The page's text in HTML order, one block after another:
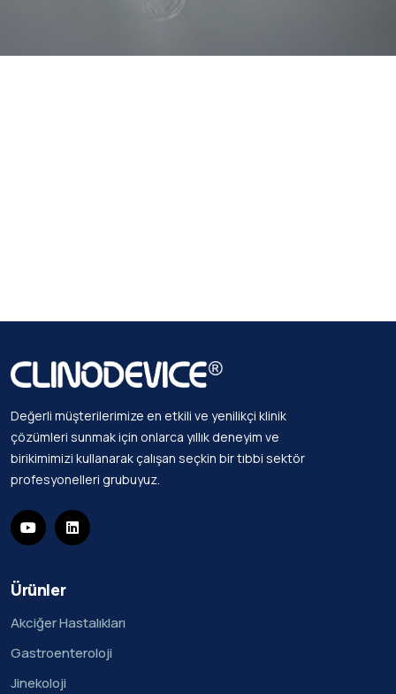
Değerli müşterilerimize en etkili ve yenilikçi klinik
çözümleri sunmak için onlarca yıllık deneyim ve
birikimimizi kullanarak çalışan seçkin bir tıbbi sektör
profesyonelleri grubuyuz.
Ürünler
Akciğer Hastalıkları
Gastroenteroloji
Jinekoloji